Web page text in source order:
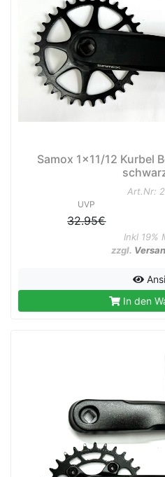
Samox 1x11/12 Kurbel
Art.Nr:
UVP
32.95€
Inkl 19%
zzgl.
In den